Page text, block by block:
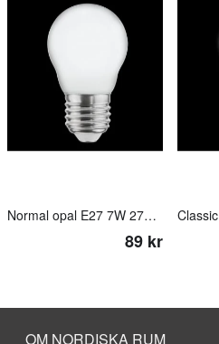
Normal opal E27 7W 2700K 3-steg dimbar minne
89 kr
OM NORDISKA RUM